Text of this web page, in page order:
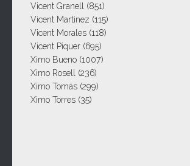
Vicent Granell (851)
Vicent Martinez (115)
Vicent Morales (118)
Vicent Piquer (695)
Ximo Bueno (1007)
Ximo Rosell (236)
Ximo Tomás (299)
Ximo Torres (35)